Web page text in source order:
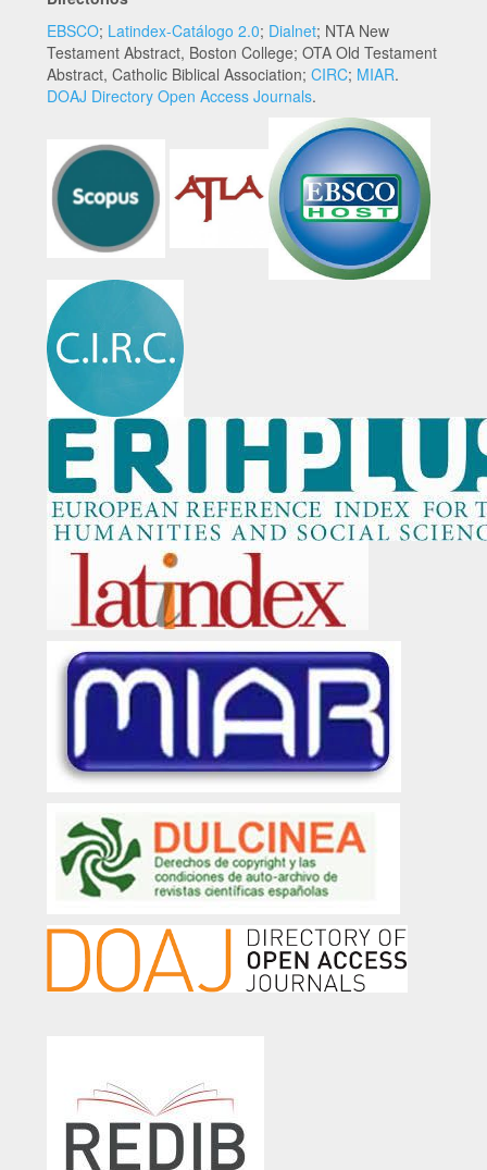
EBSCO; Latindex-Catálogo 2.0; Dialnet; NTA New
Testament Abstract, Boston College; OTA Old Testament
Abstract, Catholic Biblical Association; CIRC; MIAR.
DOAJ Directory Open Access Journals.